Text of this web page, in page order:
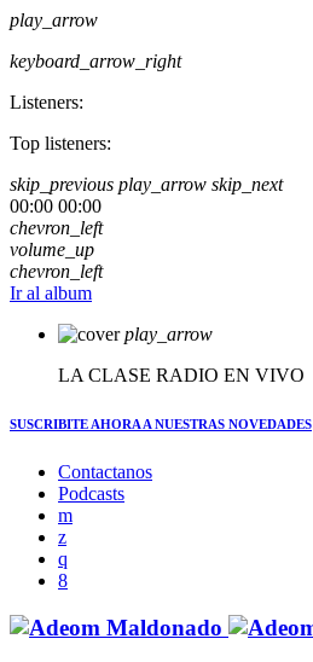
play_arrow
keyboard_arrow_right
Listeners:
Top listeners:
skip_previous play_arrow skip_next
00:00 00:00
chevron_left
volume_up
chevron_left
Ir al album
play_arrow
LA CLASE RADIO EN VIVO
SUSCRIBITE AHORA A NUESTRAS NOVEDADES
Contactanos
Podcasts